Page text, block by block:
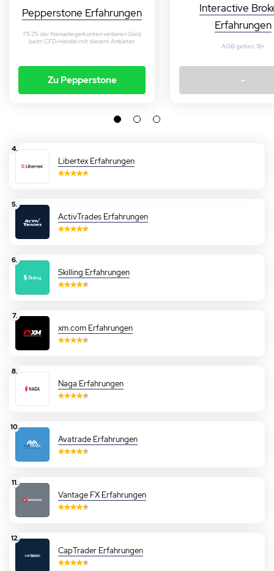
Pepperstone Erfahrungen
75.2% der Kleinanlegerkonten verlieren Geld
beim CFD-Handel mit diesem Anbieter.
Zu Pepperstone
Interactive
Erfahrungen
AGB gelten, 18+
-
4.
Libertex Erfahrungen
5.
ActivTrades Erfahrungen
6.
Skilling Erfahrungen
7.
xm.com Erfahrungen
8.
Naga Erfahrungen
10.
Avatrade Erfahrungen
11.
Vantage FX Erfahrungen
12.
CapTrader Erfahrungen